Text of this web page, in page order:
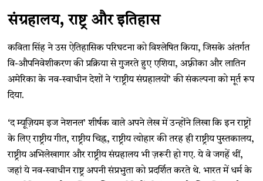
संग्रहालय, राष्ट्र और इतिहास
कविता सिंह ने उस ऐतिहासिक परिघटना को विश्लेषित किया, जिसके अंतर्गत
वि-औपनिवेशीकरण की प्रक्रिया से गुजरते हुए एशिया, अफ़्रीका और लातिन
अमेरिका के नव-स्वाधीन देशों ने ‘राष्ट्रीय संग्रहालयों’ की संकल्पना को मूर्त रूप
दिया.
‘द म्यूज़ियम इज नेशनल’ शीर्षक वाले अपने लेख में उन्होंने लिखा कि इन राष्ट्रों
के लिए राष्ट्रीय गीत, राष्ट्रीय चिह्न, राष्ट्रीय त्योहार की तरह ही राष्ट्रीय पुस्तकालय,
राष्ट्रीय अभिलेखागार और राष्ट्रीय संग्रहालय भी ज़रूरी हो गए. ये वे जगहें थीं,
जहां ये नव-स्वाधीन राष्ट्र अपनी संप्रभुता को प्रदर्शित करते थे. भारत में धर्म के